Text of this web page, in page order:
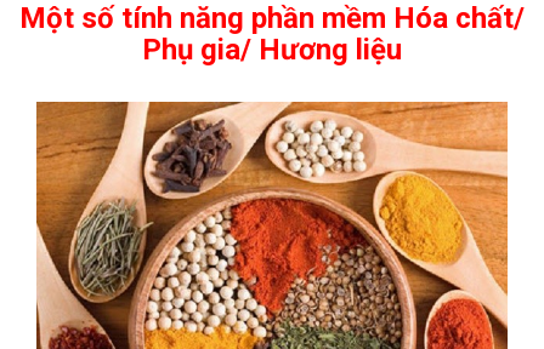
Một số tính năng phần mềm Hóa chất/
Phụ gia/ Hương liệu